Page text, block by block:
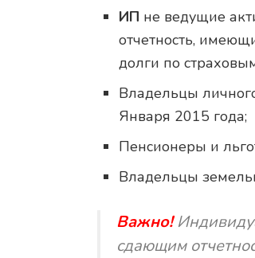
ИП не ведущие
отчетность,
долги по
Владельцы
Января 2015 года;
Пенсионеры и
Владельцы
Важно!
сдающим